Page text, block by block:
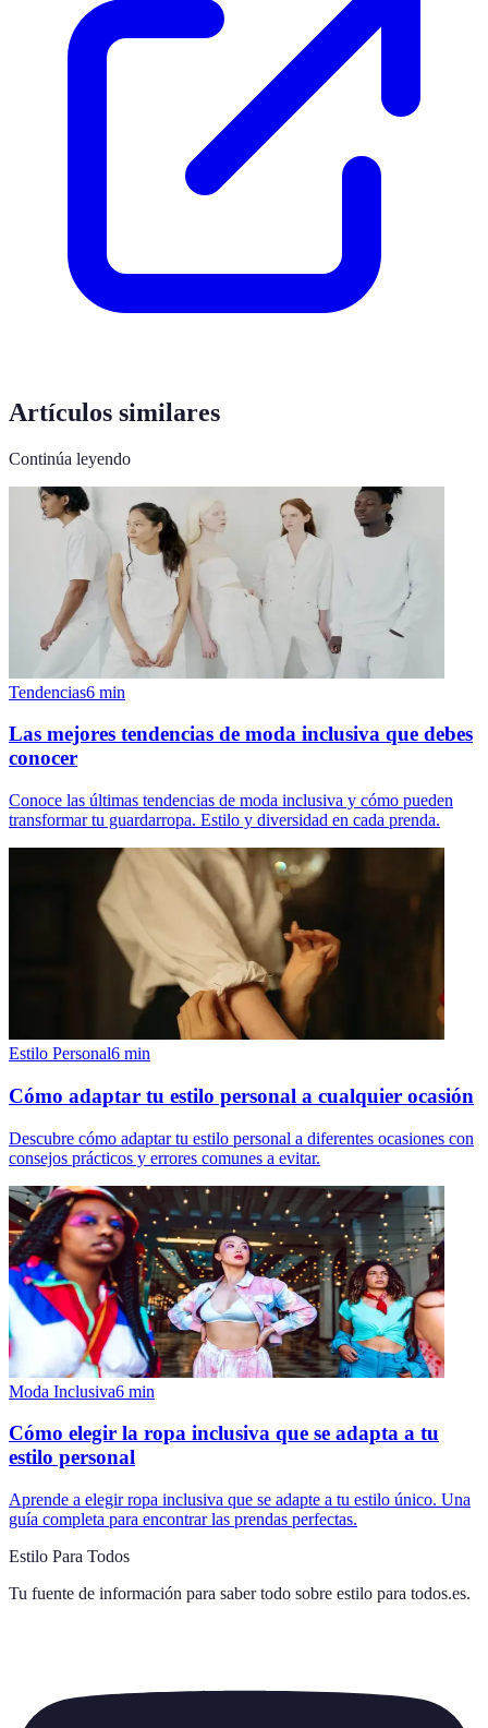
Artículos similares
Continúa leyendo
Tendencias6 min
Las mejores tendencias de moda inclusiva que debes
conocer
Conoce las últimas tendencias de moda inclusiva y cómo pueden
transformar tu guardarropa. Estilo y diversidad en cada prenda.
Estilo Personal6 min
Cómo adaptar tu estilo personal a cualquier ocasión
Descubre cómo adaptar tu estilo personal a diferentes ocasiones con
consejos prácticos y errores comunes a evitar.
Moda Inclusiva6 min
Cómo elegir la ropa inclusiva que se adapta a tu
estilo personal
Aprende a elegir ropa inclusiva que se adapte a tu estilo único. Una
guía completa para encontrar las prendas perfectas.
Estilo Para Todos
Tu fuente de información para saber todo sobre estilo para todos.es.